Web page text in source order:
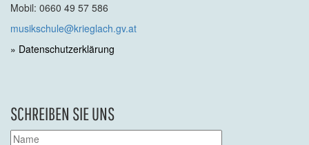
Mobil: 0660 49 57 586
musikschule@krieglach.gv.at
» Datenschutzerklärung
SCHREIBEN SIE UNS